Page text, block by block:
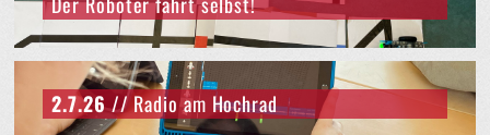
2.7.26// Radio am Hochrad